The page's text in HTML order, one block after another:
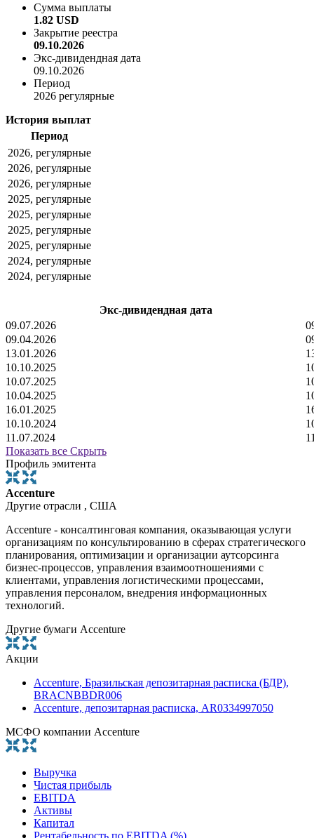
Сумма выплаты
1.82 USD
Закрытие реестра
09.10.2026
Экс-дивидендная дата
09.10.2026
Период
2026 регулярные
История выплат
Период
2026, регулярные
2026, регулярные
2026, регулярные
2025, регулярные
2025, регулярные
2025, регулярные
2025, регулярные
2024, регулярные
2024, регулярные
Экс-дивидендная дата
09.07.2026
09.04.2026
13.01.2026
10.10.2025
10.07.2025
10.04.2025
16.01.2025
10.10.2024
11.07.2024
Показать все Скрыть
Профиль эмитента
Accenture
Другие отрасли , США
Aсcenture - консалтинговая компания, оказывающая услуги
организациям по консультированию в сферах стратегического
планирования, оптимизации и организации аутсорсинга
бизнес-процессов, управления взаимоотношениями с
клиентами, управления логистическими процессами,
управления персоналом, внедрения информационных
технологий.
Другие бумаги Accenture
Акции
Accenture, Бразильская депозитарная расписка (БДР),
BRACNBBDR006
Accenture, депозитарная расписка, AR0334997050
МСФО компании Accenture
Выручка
Чистая прибыль
EBITDA
Активы
Капитал
Рентабельность по EBITDA (%)